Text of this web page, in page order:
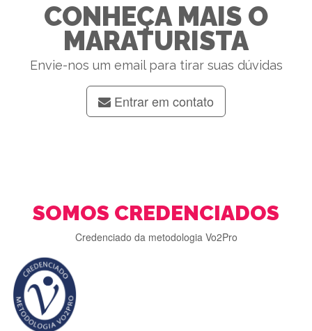
CONHEÇA MAIS O
MARATURISTA
Envie-nos um email para tirar suas dúvidas
Entrar em contato
SOMOS CREDENCIADOS
Credenciado da metodologia Vo2Pro